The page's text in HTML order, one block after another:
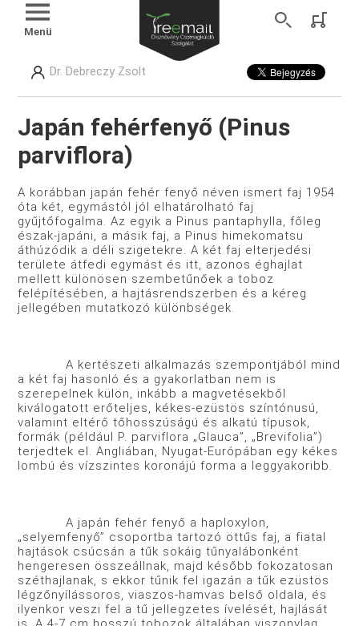
Menü
Dr. Debreczy Zsolt
Japán fehérfenyő (Pinus
parviflora)
A korábban japán fehér fenyő néven ismert faj 1954
óta két, egymástól jól elhatárolható faj
gyűjtőfogalma. Az egyik a Pinus pantaphylla, főleg
észak-japáni, a másik faj, a Pinus himekomatsu
áthúzódik a déli szigetekre. A két faj elterjedési
területe átfedi egymást és itt, azonos éghajlat
mellett különösen szembetűnőek a toboz
felépítésében, a hajtásrendszerben és a kéreg
jellegében mutatkozó különbségek.
A kertészeti alkalmazás szempontjából mind
a két faj hasonló és a gyakorlatban nem is
szerepelnek külön, inkább a magvetésekből
kiválogatott erőteljes, kékes-ezüstös színtónusú,
valamint eltérő tőhosszúságú és alkatú típusok,
formák (például P. parviflora „Glauca”, „Brevifolia”)
terjedtek el. Angliában, Nyugat-Európában egy kékes
lombú és vízszintes koronájú forma a leggyakoribb.
A japán fehér fenyő a haploxylon,
„selyemfenyő” csoportba tartozó öttűs faj, a fiatal
hajtások csúcsán a tűk sokáig tűnyalábonként
hengeresen összeállnak, majd később fokozatosan
széthajlanak, s ekkor tűnik fel igazán a tűk ezüstös
légzőnyílássoros, viaszos-hamvas belső oldala, és
ilyenkor veszi fel a tű jellegzetes ívelését, hajlását